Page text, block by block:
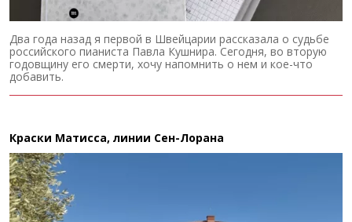
Два года назад я первой в Швейцарии рассказала о судьбе
российского пианиста Павла Кушнира. Сегодня, во вторую
годовщину его смерти, хочу напомнить о нем и кое-что
добавить.
Краски Матисса, линии Сен-Лорана